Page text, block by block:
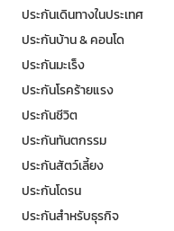
ประกันเดินทางในประเทศ
ประกันบ้าน & คอนโด
ประกันมะเร็ง
ประกันโรคร้ายแรง
ประกันชีวิต
ประกันทันตกรรม
ประกันสัตว์เลี้ยง
ประกันโดรน
ประกันสำหรับธุรกิจ